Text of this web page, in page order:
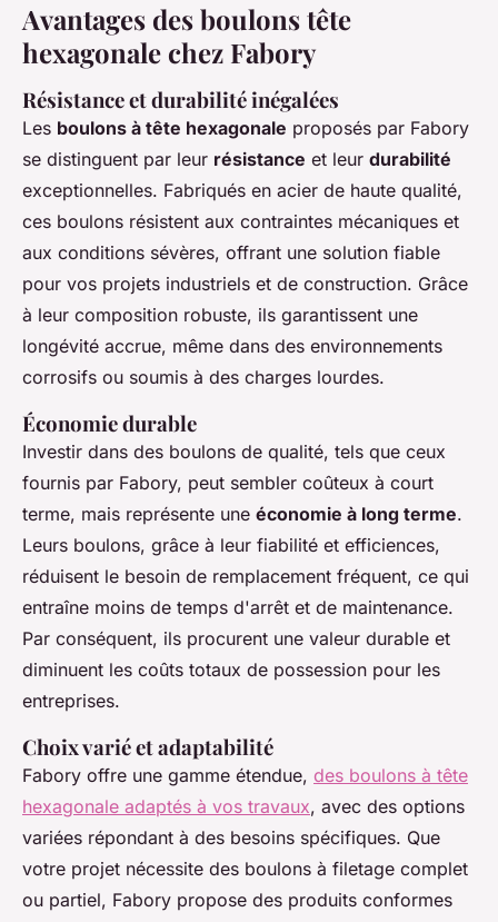
Avantages des boulons tête
hexagonale chez Fabory
Résistance et durabilité inégalées
Les boulons à tête hexagonale proposés par Fabory
se distinguent par leur résistance et leur durabilité
exceptionnelles. Fabriqués en acier de haute qualité,
ces boulons résistent aux contraintes mécaniques et
aux conditions sévères, offrant une solution fiable
pour vos projets industriels et de construction. Grâce
à leur composition robuste, ils garantissent une
longévité accrue, même dans des environnements
corrosifs ou soumis à des charges lourdes.
Économie durable
Investir dans des boulons de qualité, tels que ceux
fournis par Fabory, peut sembler coûteux à court
terme, mais représente une économie à long terme.
Leurs boulons, grâce à leur fiabilité et efficiences,
réduisent le besoin de remplacement fréquent, ce qui
entraîne moins de temps d'arrêt et de maintenance.
Par conséquent, ils procurent une valeur durable et
diminuent les coûts totaux de possession pour les
entreprises.
Choix varié et adaptabilité
Fabory offre une gamme étendue, des boulons à tête
hexagonale adaptés à vos travaux, avec des options
variées répondant à des besoins spécifiques. Que
votre projet nécessite des boulons à filetage complet
ou partiel, Fabory propose des produits conformes